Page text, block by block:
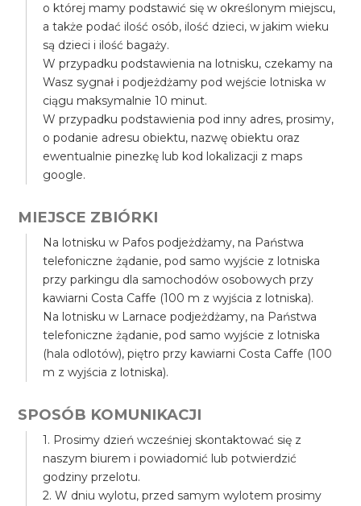
o której mamy podstawić się w określonym miejscu,
a także podać ilość osób, ilość dzieci, w jakim wieku
są dzieci i ilość bagaży.
W przypadku podstawienia na lotnisku, czekamy na
Wasz sygnał i podjeżdżamy pod wejście lotniska w
ciągu maksymalnie 10 minut.
W przypadku podstawienia pod inny adres, prosimy,
o podanie adresu obiektu, nazwę obiektu oraz
ewentualnie pinezkę lub kod lokalizacji z maps
google.
MIEJSCE ZBIÓRKI
Na lotnisku w Pafos podjeżdżamy, na Państwa
telefoniczne żądanie, pod samo wyjście z lotniska
przy parkingu dla samochodów osobowych przy
kawiarni Costa Caffe (100 m z wyjścia z lotniska).
Na lotnisku w Larnace podjeżdżamy, na Państwa
telefoniczne żądanie, pod samo wyjście z lotniska
(hala odlotów), piętro przy kawiarni Costa Caffe (100
m z wyjścia z lotniska).
SPOSÓB KOMUNIKACJI
1. Prosimy dzień wcześniej skontaktować się z
naszym biurem i powiadomić lub potwierdzić
godziny przelotu.
2. W dniu wylotu, przed samym wylotem prosimy